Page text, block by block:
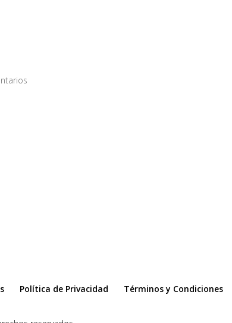
Política de Privacidad Términos y Condiciones